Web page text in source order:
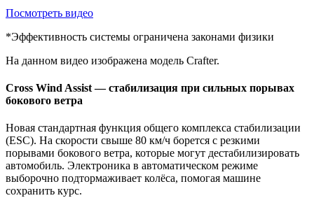
Посмотреть видео
*Эффективность системы ограничена законами физики
На данном видео изображена модель Crafter.
Cross Wind Assist — стабилизация при сильных порывах
бокового ветра
Новая стандартная функция общего комплекса стабилизации
(ESC). На скорости свыше 80 км/ч борется с резкими
порывами бокового ветра, которые могут дестабилизировать
автомобиль. Электроника в автоматическом режиме
выборочно подтормаживает колёса, помогая машине
сохранить курс.